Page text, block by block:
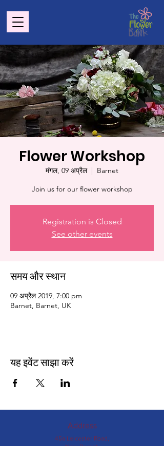
Flower Workshop
मंगल, 09 अप्रैल
  |
Barnet
Join us for our flower workshop
Registration is Closed
See other events
समय और स्थान
09 अप्रैल 2019, 7:00 pm
Barnet, Barnet, UK
यह इवेंट साझा करें
Address
45a Leicester Road,
New Barnet,